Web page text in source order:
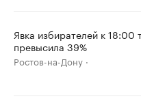
Явка избирателей к 18:00
превысила 39%
Ростов-на-Дону